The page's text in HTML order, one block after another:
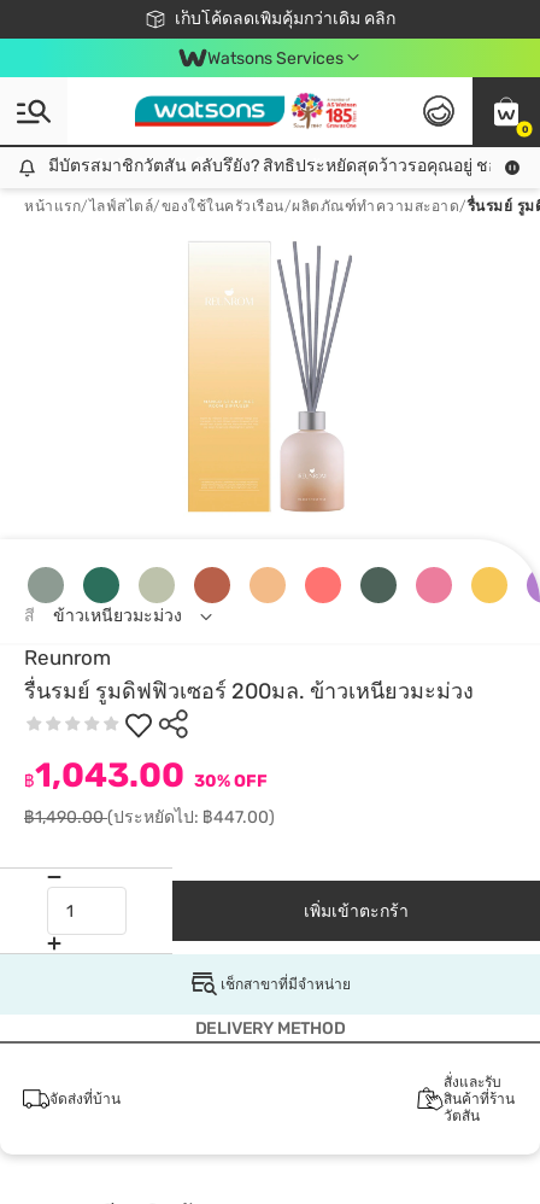
เก็บโค้ดลดเพิ่มคุ้มกว่าเดิม คลิก
ชอปออนไลน์ครั้งแรก ลดเพิ่มจุก ๆ 10%! 🎉
📦ส่งฟรี! เมื่อชอป 499฿
สมาชิกวัตสัน คลับดียังไง?
Watsons Services
0
มีบัตรสมาชิกวัตสัน คลับรึยัง? สิทธิประหยัดสุดว้าวรอคุณอยู่ ชอปคุ้มกว่าเดิม คลิก!
มีบัตรสมาชิกวัตสัน คลับรึยัง? สิทธิประหยัดสุดว้าวรอคุณอยู่ ชอปคุ้มก
หน้าแรก/ไลฟ์สไตล์/ของใช้ในครัวเรือน/ผลิตภัณฑ์ทำความสะอาด/รื่นรมย์ รู
Reunrom
รื่นรมย์ รูมดิฟฟิวเซอร์ 200มล. ข้าวเหนียวมะม่วง
฿1,043.00 30% OFF
฿1,490.00(ประหยัดไป: ฿447.00)
สี ข้าวเหนียวมะม่วง
เพิ่มเข้าตะกร้า
เช็กสาขาที่มีจำหน่าย
DELIVERY METHOD
จัดส่งที่บ้าน
สั่งและรับ
สินค้าที่ร้าน
วัตสัน